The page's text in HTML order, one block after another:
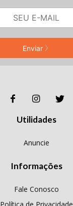
Enviar
Utilidades
Anuncie
Informações
Fale Conosco